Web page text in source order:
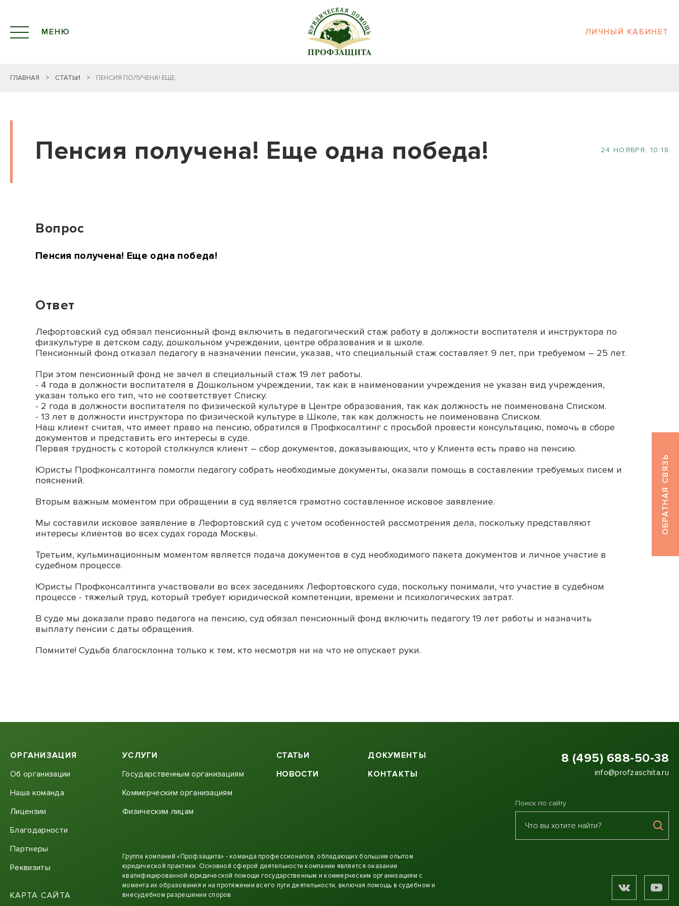
МЕНЮ ЛИЧНЫЙ КАБИНЕТ
ГЛАВНАЯ > СТАТЬИ > ПЕНСИЯ ПОЛУЧЕНА! ЕЩЕ...
Пенсия получена! Еще одна победа! 24 НОЯБРЯ, 10:18
Вопрос
Пенсия получена! Еще одна победа!
Ответ
Лефортовский суд обязал пенсионный фонд включить в педагогический стаж работу в должности воспитателя и инструктора по
физкультуре в детском саду, дошкольном учреждении, центре образования и в школе.
Пенсионный фонд отказал педагогу в назначении пенсии, указав, что специальный стаж составляет 9 лет, при требуемом – 25 лет.
При этом пенсионный фонд не зачел в специальный стаж 19 лет работы.
- 4 года в должности воспитателя в Дошкольном учреждении, так как в наименовании учреждения не указан вид учреждения,
указан только его тип, что не соответствует Списку.
- 2 года в должности воспитателя по физической культуре в Центре образования, так как должность не поименована Списком.
- 13 лет в должности инструктора по физической культуре в Школе, так как должность не поименована Списком.
Наш клиент считая, что имеет право на пенсию, обратился в Профкосалтинг с просьбой провести консультацию, помочь в сборе
документов и представить его интересы в суде.
Первая трудность с которой столкнулся клиент – сбор документов, доказывающих, что у Клиента есть право на пенсию.
Юристы Профконсалтинга помогли педагогу собрать необходимые документы, оказали помощь в составлении требуемых писем и
пояснений.
Вторым важным моментом при обращении в суд является грамотно составленное исковое заявление.
Мы составили исковое заявление в Лефортовский суд с учетом особенностей рассмотрения дела, поскольку представляют
интересы клиентов во всех судах города Москвы.
Третьим, кульминационным моментом является подача документов в суд необходимого пакета документов и личное участие в
судебном процессе.
Юристы Профконсалтинга участвовали во всех заседаниях Лефортовского суда, поскольку понимали, что участие в судебном
процессе - тяжелый труд, который требует юридической компетенции, времени и психологических затрат.
В суде мы доказали право педагога на пенсию, суд обязал пенсионный фонд включить педагогу 19 лет работы и назначить
выплату пенсии с даты обращения.
Помните! Судьба благосклонна только к тем, кто несмотря ни на что не опускает руки.
ОБРАТНАЯ СВЯЗЬ
ОРГАНИЗАЦИЯ
Об организации
Наша команда
Лицензии
Благодарности
Партнеры
Реквизиты
КАРТА САЙТА
УСЛУГИ
Государственным организациям
Коммерческим организациям
Физическим лицам
СТАТЬИ
НОВОСТИ
ДОКУМЕНТЫ
КОНТАКТЫ
Группа компаний «Профзащита» - команда профессионалов, обладающих большим опытом
юридической практики. Основной сферой деятельности компании является оказание
квалифицированной юридической помощи государственным и коммерческим организациям с
момента их образования и на протяжении всего пути деятельности, включая помощь в судебном и
внесудебном разрешении споров.
8 (495) 688-50-38
info@profzaschita.ru
Поиск по сайту